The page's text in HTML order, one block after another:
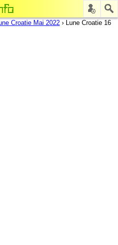
Croatie Mai 2022 › Lune Croatie 16